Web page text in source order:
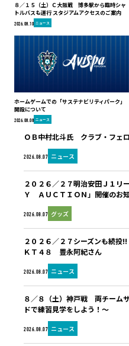
８／１５（土）Ｃ大阪戦 博多駅から臨時シャ
トルバスも運行 スタジアムアクセスのご案内
2026.08.10 ニュース
ホームゲームでの「サステナビリティパーク」
開設について
2026.08.08 ニュース
2026.08.07 ニュース
ＯＢ中村北斗氏 クラブ・フェ
2026.08.07 グッズ
２０２６／２７明治安田Ｊ１リ
Ｙ ＡＵＣＴＩＯＮ」開催のお
2026.08.07 ニュース
２０２６／２７シーズンも続投
ＫＴ４８ 豊永阿紀さん
2026.08.07 ニュース
８／８（土）神戸戦 両チーム
ドで練習見学をしよう！～